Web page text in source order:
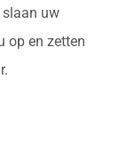
uw
op en zetten